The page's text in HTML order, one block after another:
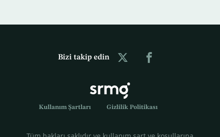
Bizi takip edin
Kullanım Şartları Gizlilik Politikası